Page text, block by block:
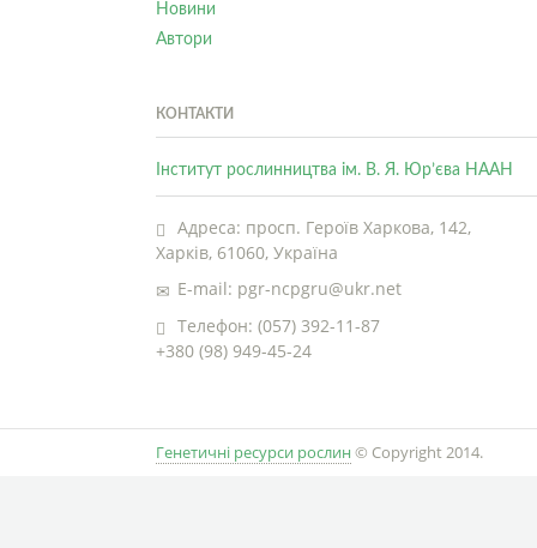
Новини
Автори
КОНТАКТИ
Інститут рослинництва ім. В. Я. Юр’єва НААН
Адреса: просп. Героїв Харкова, 142,
Харків, 61060, Україна
E-mail: pgr-ncpgru@ukr.net
Телефон: (057) 392-11-87
+380 (98) 949-45-24
Генетичні ресурси рослин © Copyright 2014.